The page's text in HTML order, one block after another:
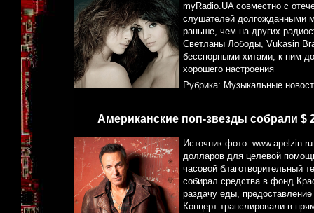
myRadio.UA совместно с
слушателей долгожданными
раньше, чем на других
Светланы Лободы, Vukasin
бесспорными хитами, к ним
хорошего настроения
Рубрика: Музыкальные
Американские поп-звезды собрали $
Источник фото:
долларов для целевой
часовой благотворительный
собирал средства в фонд
раздачу еды,
Концерт транслировали в